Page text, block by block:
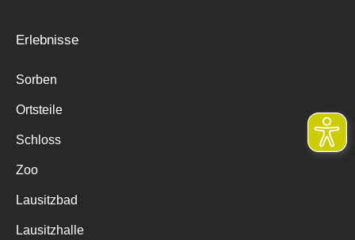
Erlebnisse
Sorben
Ortsteile
Schloss
Zoo
Lausitzbad
Lausitzhalle